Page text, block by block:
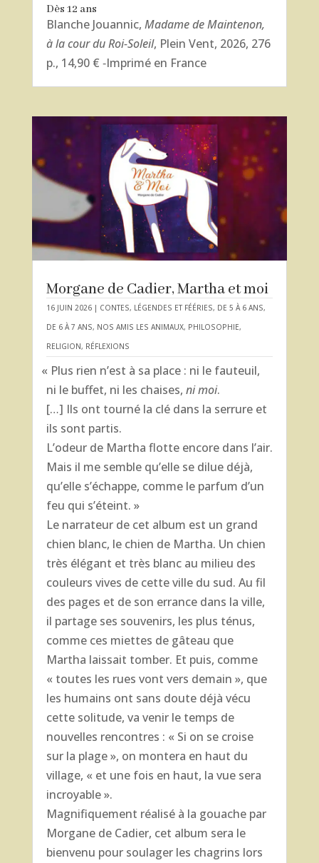
Dès 12 ans
Blanche Jouannic, Madame de Maintenon,
à la cour du Roi-Soleil, Plein Vent, 2026, 276
p., 14,90 € ‑Imprimé en France
Morgane de Cadier, Martha et moi
16 JUIN 2026| CONTES, LÉGENDES ET FÉÉRIES, DE 5 À 6 ANS,
DE 6 À 7 ANS, NOS AMIS LES ANIMAUX, PHILOSOPHIE,
RELIGION, RÉFLEXIONS
« Plus rien n’est à sa place : ni le fauteuil,
ni le buffet, ni les chaises, ni moi.
[…] Ils ont tourné la clé dans la serrure et
ils sont partis.
L’odeur de Martha flotte encore dans l’air.
Mais il me semble qu’elle se dilue déjà,
qu’elle s’échappe, comme le parfum d’un
feu qui s’éteint. »
Le narrateur de cet album est un grand
chien blanc, le chien de Martha. Un chien
très élégant et très blanc au milieu des
couleurs vives de cette ville du sud. Au fil
des pages et de son errance dans la ville,
il partage ses souvenirs, les plus ténus,
comme ces miettes de gâteau que
Martha laissait tomber. Et puis, comme
« toutes les rues vont vers demain », que
les humains ont sans doute déjà vécu
cette solitude, va venir le temps de
nouvelles rencontres : « Si on se croise
sur la plage », on montera en haut du
village, « et une fois en haut, la vue sera
incroyable ».
Magnifiquement réalisé à la gouache par
Morgane de Cadier, cet album sera le
bienvenu pour soulager les chagrins lors